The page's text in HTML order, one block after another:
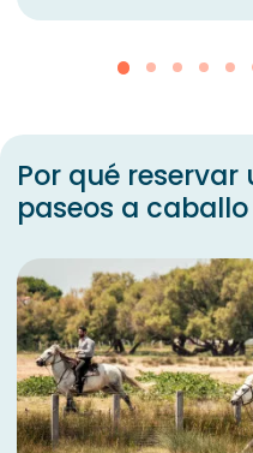
Por qué
paseos a caballo